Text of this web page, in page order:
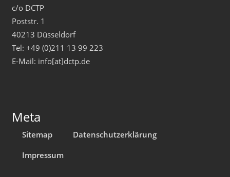
c/o DCTP
Poststr. 1
40213 Düsseldorf
Tel: +49 (0)211 13 99 223
E-Mail: info[at]dctp.de
Meta
Sitemap
Datenschutzerklärung
Impressum